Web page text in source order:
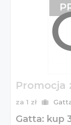
Promocja
za 1 zł
Gatta: kup